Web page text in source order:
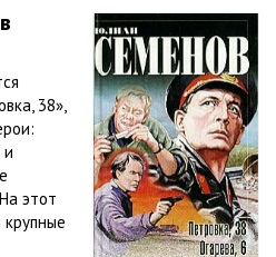
38»,
и
этот